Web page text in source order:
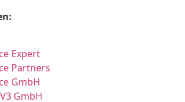
Expert
Partners
GmbH
GmbH